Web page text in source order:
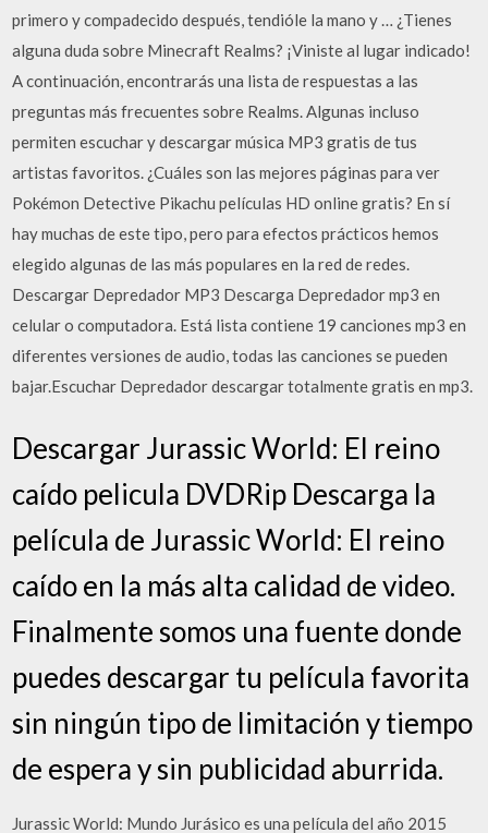
primero y compadecido después, tendióle la mano y … ¿Tienes
alguna duda sobre Minecraft Realms? ¡Viniste al lugar indicado!
A continuación, encontrarás una lista de respuestas a las
preguntas más frecuentes sobre Realms. Algunas incluso
permiten escuchar y descargar música MP3 gratis de tus
artistas favoritos. ¿Cuáles son las mejores páginas para ver
Pokémon Detective Pikachu películas HD online gratis? En sí
hay muchas de este tipo, pero para efectos prácticos hemos
elegido algunas de las más populares en la red de redes.
Descargar Depredador MP3 Descarga Depredador mp3 en
celular o computadora. Está lista contiene 19 canciones mp3 en
diferentes versiones de audio, todas las canciones se pueden
bajar.Escuchar Depredador descargar totalmente gratis en mp3.
Descargar Jurassic World: El reino
caído pelicula DVDRip Descarga la
película de Jurassic World: El reino
caído en la más alta calidad de video.
Finalmente somos una fuente donde
puedes descargar tu película favorita
sin ningún tipo de limitación y tiempo
de espera y sin publicidad aburrida.
Jurassic World: Mundo Jurásico es una película del año 2015